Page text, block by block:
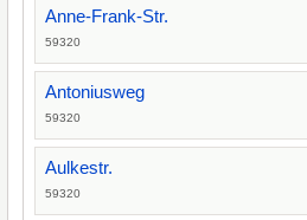
Anne-Frank-Str.
59320
Antoniusweg
59320
Aulkestr.
59320